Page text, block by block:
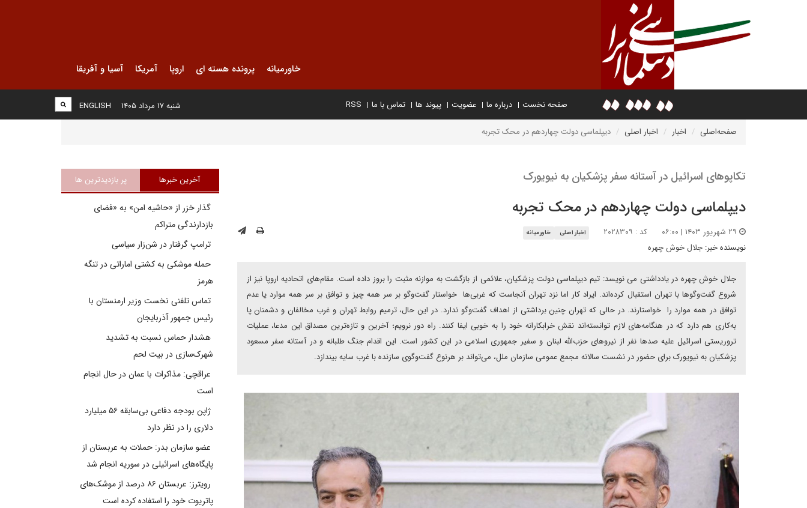
خاورمیانه پرونده هسته ای اروپا آمریکا آسیا و آفریقا
صفحه نخست درباره ما عضویت پیوند ها تماس با ما RSS
ENGLISH شنبه ۱۷ مرداد ۱۴۰۵
صفحه‌اصلی اخبار اخبار اصلی دیپلماسی دولت چهاردهم در محک تجربه
تکاپوهای اسرائیل در آستانه سفر پزشکیان به نیویورک
دیپلماسی دولت چهاردهم در محک تجربه
کد : ۲۰۲۸۳۰۹ اخبار اصلی خاورمیانه
نویسنده خبر: جلال خوش چهره
جلال خوش چهره در یادداشتی می نویسد: تیم دیپلماسی دولت پزشکیان، علائمی از بازگشت به موازنه مثبت را بروز داده است. مقام‌های اتحادیه اروپا نیز از
شروع گفت‌وگوها با تهران استقبال کرده‌اند. ایراد کار اما نزد تهران آنجاست که غربی‌ها خواستار گفت‌وگو بر سر همه چیز و توافق بر سر همه موارد یا عدم
توافق در همه موارد را خواستارند. در حالی که تهران چنین برداشتی از اهداف گفت‌وگو ندارد. در این حال، ترمیم روابط تهران و غرب مخالفان و دشمنان پا
به‌کاری هم دارد که در هنگامه‌های لازم توانسته‌اند نقش خرابکارانه خود را به خوبی ایفا کنند. راه دور نرویم؛ آخرین و تازه‌ترین مصداق این مدعا، عملیات
تروریستی اسرائیل علیه صدها نفر از نیروهای حزب‌الله لبنان و سفیر جمهوری اسلامی در این کشور است. این اقدام جنگ طلبانه و در آستانه سفر مسعود
پزشکیان به نیویورک برای حضور در نشست سالانه مجمع عمومی سازمان ملل، می‌تواند بر هرنوع گفت‌وگوی سازنده با غرب سایه بیندازد.
آخرین خبرها پر بازدیدترین ها
گذار خزر از «حاشیه امن» به «فضای
بازدارندگی متراکم
ترامپ گرفتار در شن‌زار سیاسی
حمله موشکی به کشتی اماراتی در تنگه
هرمز
تماس تلفنی نخست وزیر ارمنستان با
رئیس جمهور آذربایجان
هشدار حماس نسبت به تشدید
شهرک‌سازی در بیت‌ لحم
عراقچی: مذاکرات با عمان در حال انجام
است
ژاپن بودجه دفاعی بی‌سابقه ۵۶ میلیارد
دلاری را در نظر دارد
عضو سازمان بدر: حملات به عربستان از
پایگاه‌های اسرائیلی در سوریه انجام شد
رویترز: عربستان ۸۶ درصد از موشک‌های
پاتریوت خود را استفاده کرده است